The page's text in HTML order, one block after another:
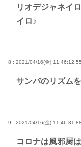
リオデジャネイ
イロ♪
8 : 2021/04/16(金) 11:46:12.55
サンバのリズム
9 : 2021/04/16(金) 11:46:31.88
コロナは風邪厨